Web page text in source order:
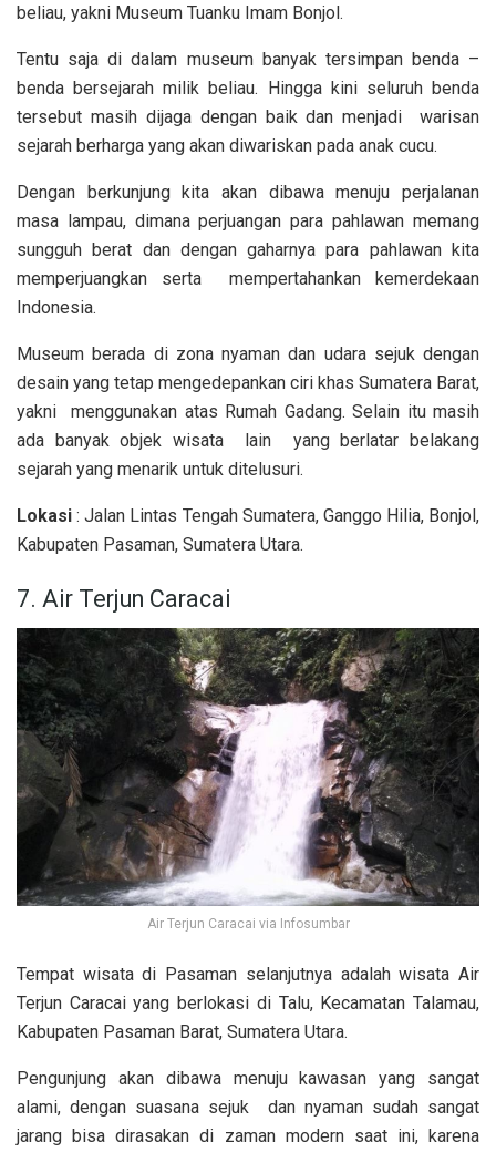
beliau, yakni Museum Tuanku Imam Bonjol.
Tentu saja di dalam museum banyak tersimpan benda –
benda bersejarah milik beliau. Hingga kini seluruh benda
tersebut masih dijaga dengan baik dan menjadi warisan
sejarah berharga yang akan diwariskan pada anak cucu.
Dengan berkunjung kita akan dibawa menuju perjalanan
masa lampau, dimana perjuangan para pahlawan memang
sungguh berat dan dengan gaharnya para pahlawan kita
memperjuangkan serta mempertahankan kemerdekaan
Indonesia.
Museum berada di zona nyaman dan udara sejuk dengan
desain yang tetap mengedepankan ciri khas Sumatera Barat,
yakni menggunakan atas Rumah Gadang. Selain itu masih
ada banyak objek wisata lain yang berlatar belakang
sejarah yang menarik untuk ditelusuri.
Lokasi : Jalan Lintas Tengah Sumatera, Ganggo Hilia, Bonjol,
Kabupaten Pasaman, Sumatera Utara.
7. Air Terjun Caracai
Air Terjun Caracai via Infosumbar
Tempat wisata di Pasaman selanjutnya adalah wisata Air
Terjun Caracai yang berlokasi di Talu, Kecamatan Talamau,
Kabupaten Pasaman Barat, Sumatera Utara.
Pengunjung akan dibawa menuju kawasan yang sangat
alami, dengan suasana sejuk dan nyaman sudah sangat
jarang bisa dirasakan di zaman modern saat ini, karena